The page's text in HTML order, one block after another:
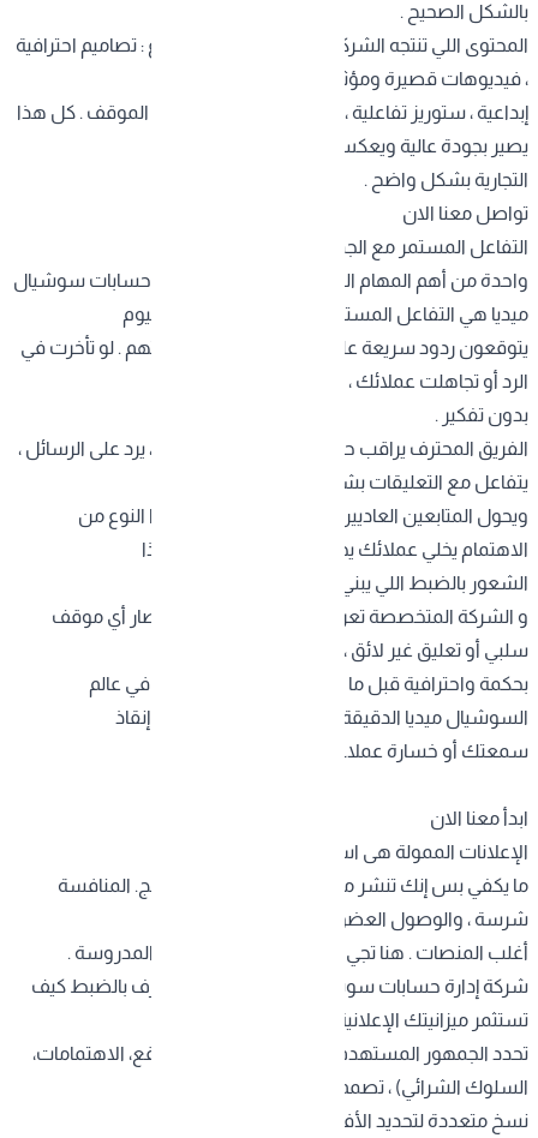
بالشكل الصحيح .
المحتوى اللي تنتجه الشركة المتخصصة يكون متنوع : تصاميم احترافية
، فيديوهات قصيرة ومؤثرة ، كتابة نصوص
إبداعية ، ستوريز تفاعلية ، وحتى بث مباشر لما يحتاج الموقف . كل هذا
يصير بجودة عالية ويعكس هوية علامتك
التجارية بشكل واضح .
تواصل معنا الان
التفاعل المستمر مع الجمهور
واحدة من أهم المهام اللي تقوم فيها
شركة إدارة حسابات سوشيال
ميديا هي التفاعل المستمر مع جمهورك . الناس اليوم
يتوقعون ردود سريعة على استفساراتهم وتعليقاتهم . لو تأخرت في
الرد أو تجاهلت عملائك ، راح يروحون للمنافس
بدون تفكير .
الفريق المحترف يراقب حساباتك على مدار الساعة ، يرد على الرسائل ،
يتفاعل مع التعليقات بشكل لطيف ومهني ،
ويحول المتابعين العاديين إلى عملاء مخلصين . هذا النوع من
الاهتمام يخلي عملائك يحسون إنهم مهمين ، وهذا
الشعور بالضبط اللي يبني الولاء للعلامة التجارية .
و الشركة المتخصصة تعرف كيف تدير الأزمات . لو صار أي موقف
سلبي أو تعليق غير لائق ، الفريق يتعامل معه
بحكمة واحترافية قبل ما يتطور ويضر بسمعتك . و في عالم
السوشيال ميديا الدقيقة الواحدة ممكن تفرق بين إنقاذ
سمعتك أو خسارة عملاء .
ابدأ معنا الان
الإعلانات الممولة هى استثمارك الذكي
ما يكفي بس إنك تنشر محتوى عضوي وتنتظر النتائج. المنافسة
شرسة ، والوصول العضوي صار محدود جداً على
أغلب المنصات . هنا تجي أهمية الإعلانات الممولة المدروسة .
شركة إدارة حسابات سوشيال ميديا
ذات الخبرة تعرف بالضبط كيف
تستثمر ميزانيتك الإعلانية بأفضل طريقة ممكنة .
تحدد الجمهور المستهدف بدقة عالية (العمر، الموقع، الاهتمامات،
السلوك الشرائي) ، تصمم إعلانات جذابة ، وتختبر
نسخ متعددة لتحديد الأفضل .